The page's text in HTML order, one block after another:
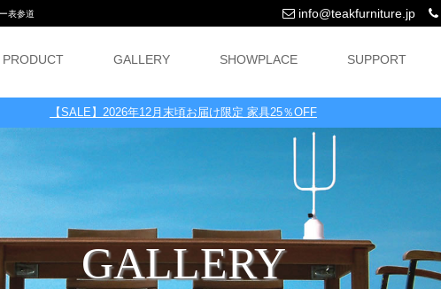
表参道 info@teakfurniture.jp
PRODUCT GALLERY SHOWPLACE SUPPORT
【SALE】2026年12月末頃お届け限定 家具25％OFF
GALLERY